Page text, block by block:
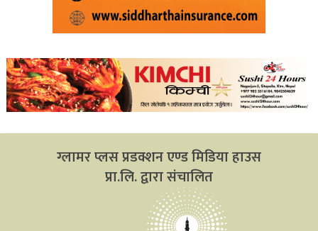
ग्लामर प्लस प्रडक्शन एण्ड मिडिया हाउस
प्रा.लि. द्वारा संचालित